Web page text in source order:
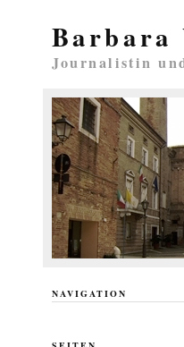
Barbara
Journalistin
NAVIGATION